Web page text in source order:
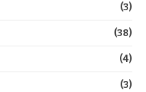
(3)
(38)
(4)
(3)